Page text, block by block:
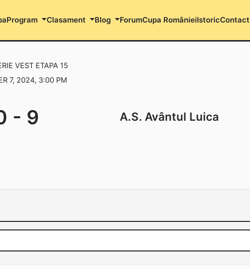
Program Clasament Blog ForumCupa RomânieiIstoricContact
VEST ETAPA 15
7, 2024, 3:00 PM
- 9 A.S. Avântul Luica